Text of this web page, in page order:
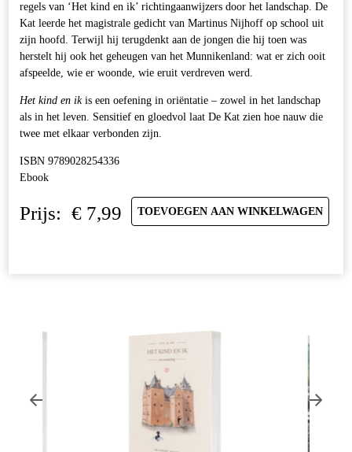
regels van ‘Het kind en ik’ richtingaanwijzers door het landschap. De
Kat leerde het magistrale gedicht van Martinus Nijhoff op school uit
zijn hoofd. Terwijl hij terugdenkt aan de jongen die hij toen was
herstelt hij ook het geheugen van het Munnikenland: wat er zich ooit
afspeelde, wie er woonde, wie eruit verdreven werd.
Het kind en ikis een oefening in oriëntatie – zowel in het landschap
als in het leven. Sensitief en gloedvol laat De Kat zien hoe nauw die
twee met elkaar verbonden zijn.
ISBN 9789028254336
Ebook
Prijs: €7,99 TOEVOEGEN AAN WINKELWAGEN